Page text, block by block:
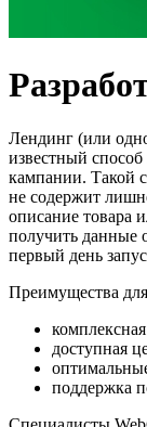
Лендинг (или
известный
кампании. Такой
не содержит
описание товара
получить данные
первый день
Преимущества
доступная
поддержка